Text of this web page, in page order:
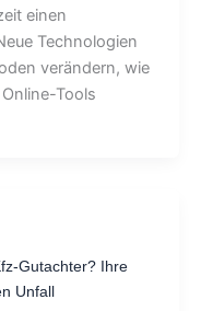
einen
Technologien
verändern, wie
Tools
Gutachter? Ihre
Unfall